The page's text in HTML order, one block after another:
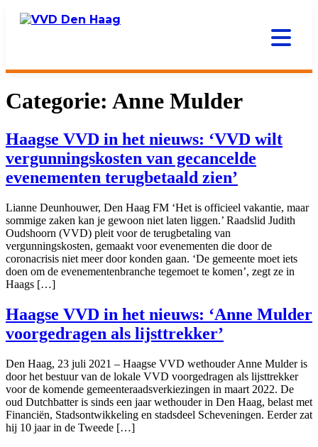
Categorie: Anne Mulder
Haagse VVD in het nieuws: ‘VVD wilt
vergunningskosten van gecancelde
evenementen terugbetaald zien’
Lianne Deunhouwer, Den Haag FM ‘Het is officieel vakantie, maar
sommige zaken kan je gewoon niet laten liggen.’ Raadslid Judith
Oudshoorn (VVD) pleit voor de terugbetaling van
vergunningskosten, gemaakt voor evenementen die door de
coronacrisis niet meer door konden gaan. ‘De gemeente moet iets
doen om de evenementenbranche tegemoet te komen’, zegt ze in
Haags […]
Haagse VVD in het nieuws: ‘Anne Mulder
voorgedragen als lijsttrekker’
Den Haag, 23 juli 2021 – Haagse VVD wethouder Anne Mulder is
door het bestuur van de lokale VVD voorgedragen als lijsttrekker
voor de komende gemeenteraadsverkiezingen in maart 2022. De
oud Dutchbatter is sinds een jaar wethouder in Den Haag, belast met
Financiën, Stadsontwikkeling en stadsdeel Scheveningen. Eerder zat
hij 10 jaar in de Tweede […]